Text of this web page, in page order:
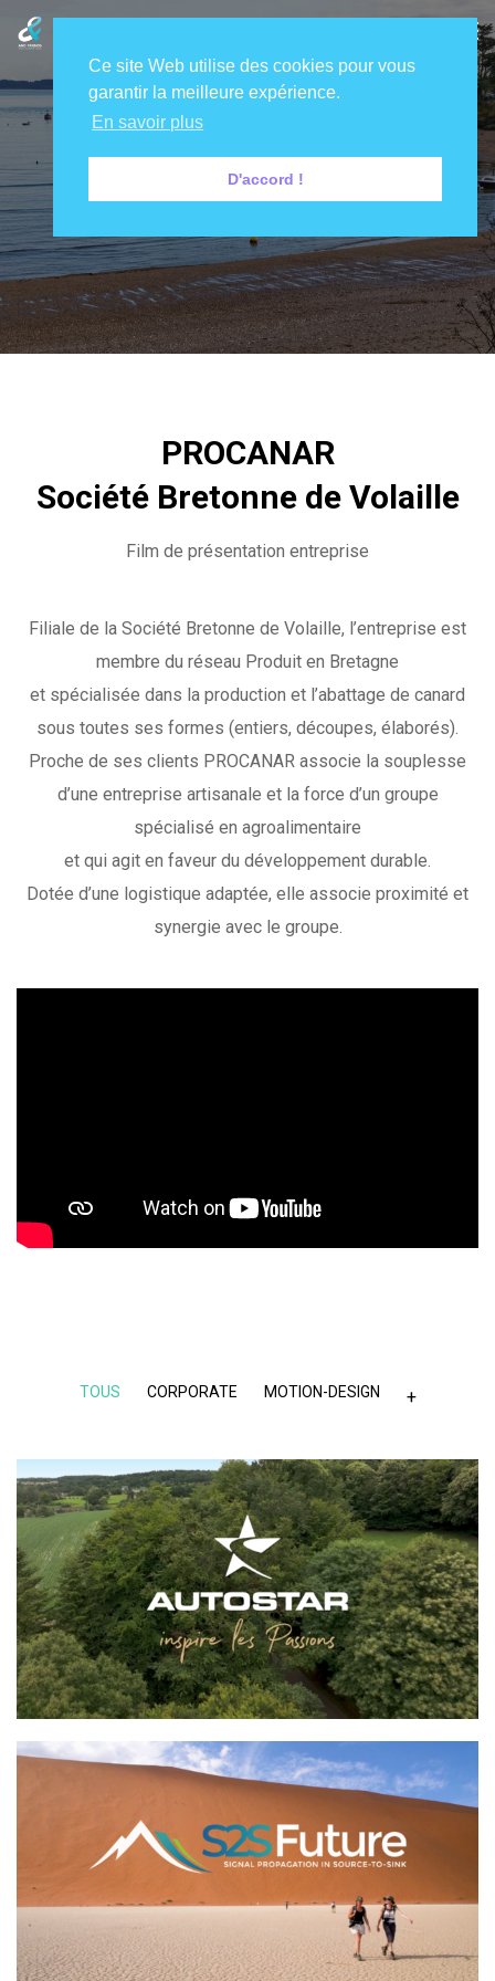
PROCANAR
PROCANAR
Société Bretonne de Volaille
Film de présentation entreprise
Filiale de la Société Bretonne de Volaille, l’entreprise est
membre du réseau Produit en Bretagne
et spécialisée dans la production et l’abattage de canard
sous toutes ses formes (entiers, découpes, élaborés).
Proche de ses clients PROCANAR associe la souplesse
d’une entreprise artisanale et la force d’un groupe
spécialisé en agroalimentaire
et qui agit en faveur du développement durable.
Dotée d’une logistique adaptée, elle associe proximité et
synergie avec le groupe.
TOUS CORPORATE MOTION-DESIGN +
AUTOSTAR
S2S Future
Ce site Web utilise des cookies pour vous
garantir la meilleure expérience.
En savoir plus
D'accord !